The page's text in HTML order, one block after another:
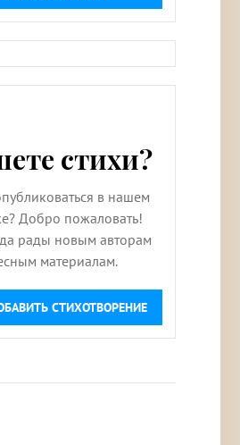
стихи?
в нашем
Добро пожаловать!
рады новым авторам
материалам.
СТИХОТВОРЕНИЕ